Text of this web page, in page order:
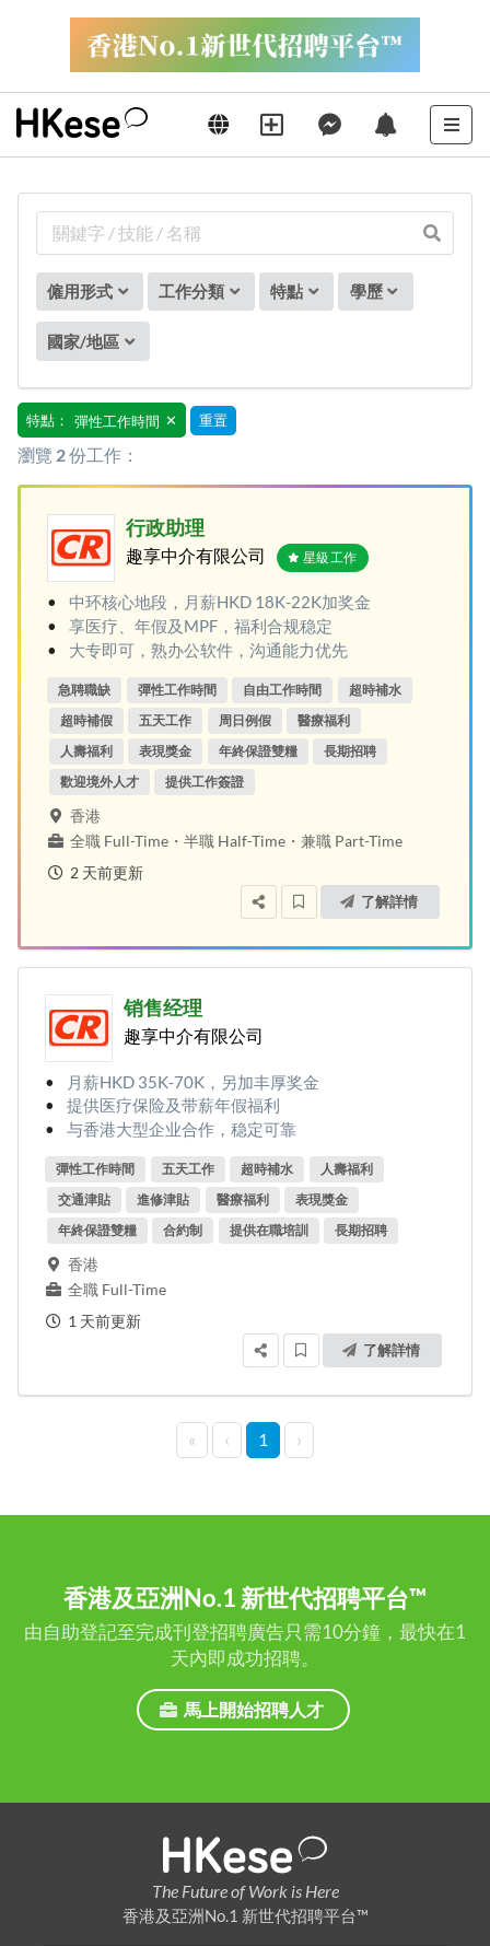
僱用形式 工作分類 特點 學歷
國家/地區
特點： 彈性工作時間 ✕ 重置
瀏覽 2份工作：
行政助理
趣享中介有限公司 星級工作
中环核心地段，月薪HKD 18K-22K加奖金
享医疗、年假及MPF，福利合规稳定
大专即可，熟办公软件，沟通能力优先
急聘職缺 彈性工作時間 自由工作時間
超時補水
超時補假
五天工作 周日例假
醫療福利
人壽福利
表現獎金 年終保證雙糧
長期招聘
歡迎境外人才
提供工作簽證
香港
全職 Full-Time・ 半職 Half-Time・ 兼職 Part-Time
2 天前更新
了解詳情
销售经理
趣享中介有限公司
月薪HKD 35K-70K，另加丰厚奖金
提供医疗保险及带薪年假福利
与香港大型企业合作，稳定可靠
彈性工作時間 五天工作 超時補水
人壽福利
交通津貼
進修津貼 醫療福利
表現獎金
年終保證雙糧
合約制 提供在職培訓 長期招聘
香港
全職 Full-Time
1 天前更新
了解詳情
« ‹ 1 ›
香港及亞洲No.1 新世代招聘平台™
由自助登記至完成刊登招聘廣告只需10分鐘，最快在1
天內即成功招聘。
馬上開始招聘人才
The Future of Work is Here
香港及亞洲No.1 新世代招聘平台™